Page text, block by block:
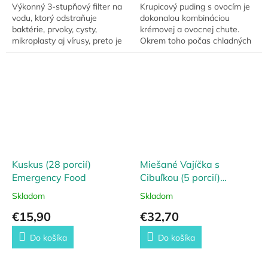
Výkonný 3-stupňový filter na
vodu, ktorý odstraňuje
baktérie, prvoky, cysty,
mikroplasty aj vírusy, preto je
vhodný aj do náročných
Krupicový puding s ovocím je
dokonalou kombináciou
krémovej a ovocnej chute.
Okrem toho počas chladných
mesiacov zahrieva aj zvnútra.
Kuskus (28 porcií)
Emergency Food
Skladom
€15,90
Do košíka
Miešané Vajíčka s
Cibuľkou (5 porcií)
Emergency Food
Skladom
€32,70
Do košíka